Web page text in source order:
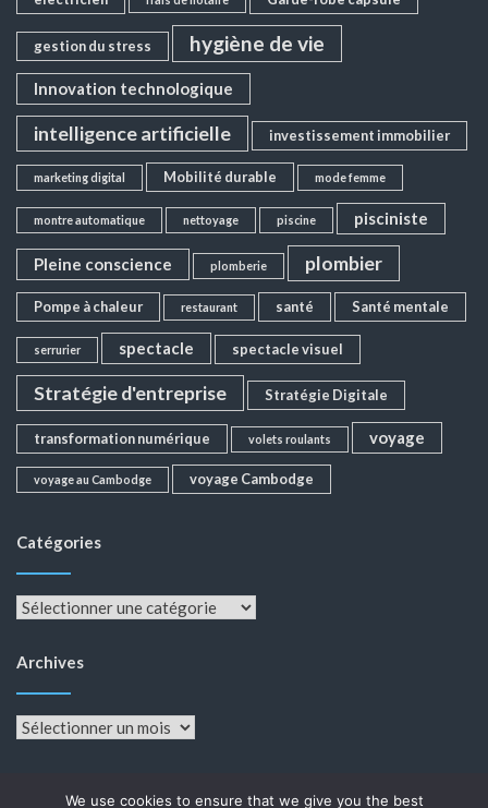
gestion du stress hygiène de vie
Innovation technologique
intelligence artificielle investissement immobilier
marketing digital Mobilité durable mode femme
montre automatique nettoyage piscine pisciniste
Pleine conscience plomberie plombier
Pompe à chaleur restaurant santé Santé mentale
serrurier spectacle spectacle visuel
Stratégie d'entreprise Stratégie Digitale
transformation numérique volets roulants voyage
voyage au Cambodge voyage Cambodge
Catégories
Catégories
Archives
Archives
We use cookies to ensure that we give you the best